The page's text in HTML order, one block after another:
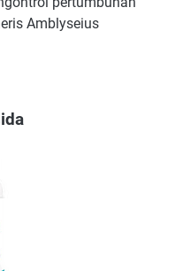
Amblyseius